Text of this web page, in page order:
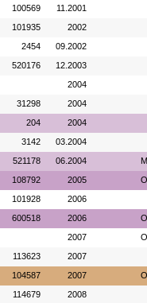
100569 11.2001
101935 2002
2454 09.2002
520176 12.2003
2004
31298 2004
204 2004
3142 03.2004
521178 06.2004
108792 2005
101928 2006
600518 2006
2007
113623 2007
104587 2007
114679 2008